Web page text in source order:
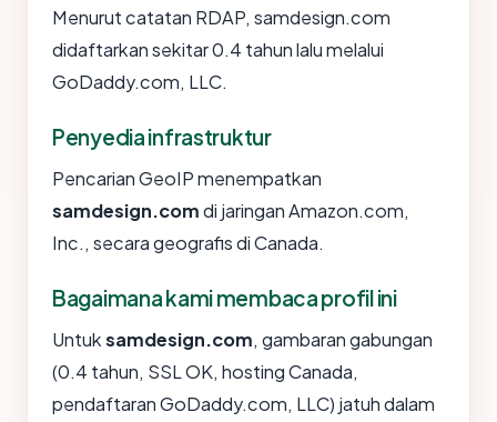
Menurut catatan RDAP, samdesign.com
didaftarkan sekitar 0.4 tahun lalu melalui
GoDaddy.com, LLC.
Penyedia infrastruktur
Pencarian GeoIP menempatkan
samdesign.comdi jaringan Amazon.com,
Inc., secara geografis di Canada.
Bagaimana kami membaca profil ini
Untuksamdesign.com, gambaran gabungan
(0.4 tahun, SSL OK, hosting Canada,
pendaftaran GoDaddy.com, LLC) jatuh dalam